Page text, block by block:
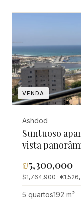
VENDA
Ashdod
Suntuoso
vista
₪5,300,000
$1,764,900 ·
5 quartos192 m²